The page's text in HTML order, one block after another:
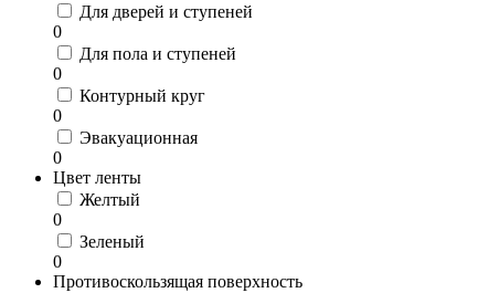
Для дверей и ступеней
0
Для пола и ступеней
0
Контурный круг
0
Эвакуационная
0
Цвет ленты
Желтый
0
Зеленый
0
Противоскользящая поверхность